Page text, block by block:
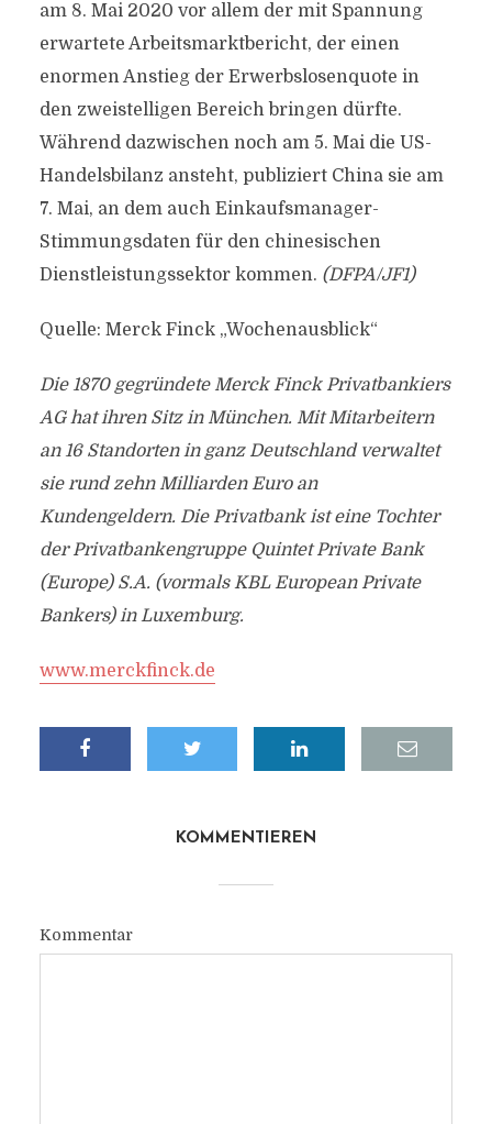
am 8. Mai 2020 vor allem der mit Spannung
erwartete Arbeitsmarktbericht, der einen
enormen Anstieg der Erwerbslosenquote in
den zweistelligen Bereich bringen dürfte.
Während dazwischen noch am 5. Mai die US-
Handelsbilanz ansteht, publiziert China sie am
7. Mai, an dem auch Einkaufsmanager-
Stimmungsdaten für den chinesischen
Dienstleistungssektor kommen. (DFPA/JF1)
Quelle: Merck Finck „Wochenausblick“
Die 1870 gegründete Merck Finck Privatbankiers
AG hat ihren Sitz in München. Mit Mitarbeitern
an 16 Standorten in ganz Deutschland verwaltet
sie rund zehn Milliarden Euro an
Kundengeldern. Die Privatbank ist eine Tochter
der Privatbankengruppe Quintet Private Bank
(Europe) S.A. (vormals KBL European Private
Bankers) in Luxemburg.
www.merckfinck.de
KOMMENTIEREN
Kommentar